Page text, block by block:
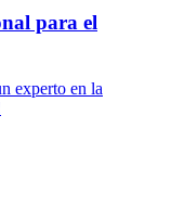
para el
experto en la